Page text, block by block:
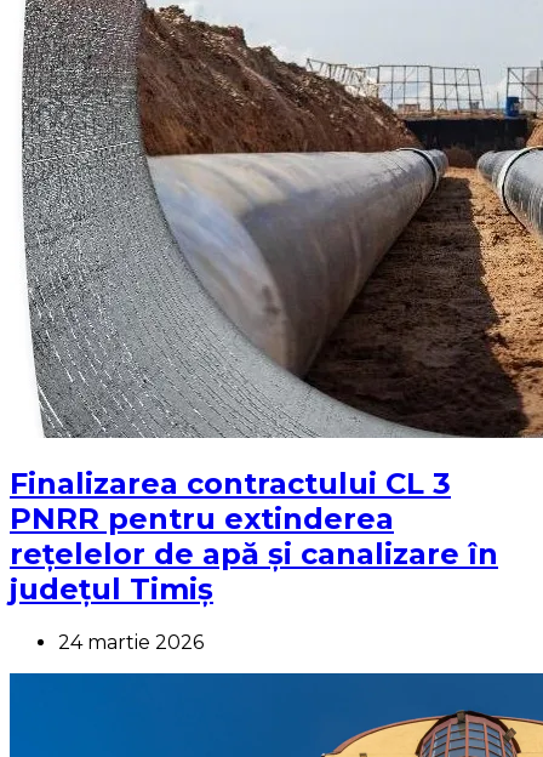
Finalizarea contractului CL 3
PNRR pentru extinderea
rețelelor de apă și canalizare în
județul Timiș
24 martie 2026